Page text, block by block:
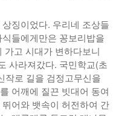
징이었다. 우리네 조상들
들에게만은 꽁보리밥을
가고 시대가 변하다보니
사라져갔다. 국민학교(초
작로 길을 검정고무신을
어깨에 질끈 빗대어 동여
어와 뱃속이 허전하여 간